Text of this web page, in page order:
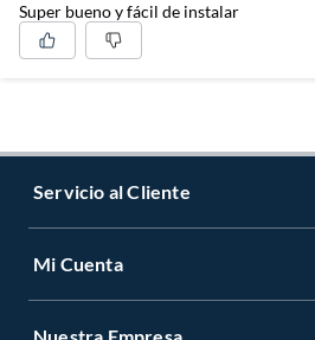
Super bueno y fácil de instalar
Servicio al Cliente
Contáctanos
Mi Cuenta
Registrate